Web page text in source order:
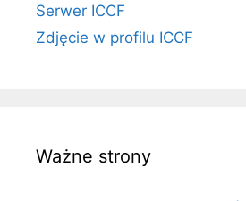
Serwer ICCF
Zdjęcie w profilu ICCF
Ważne strony